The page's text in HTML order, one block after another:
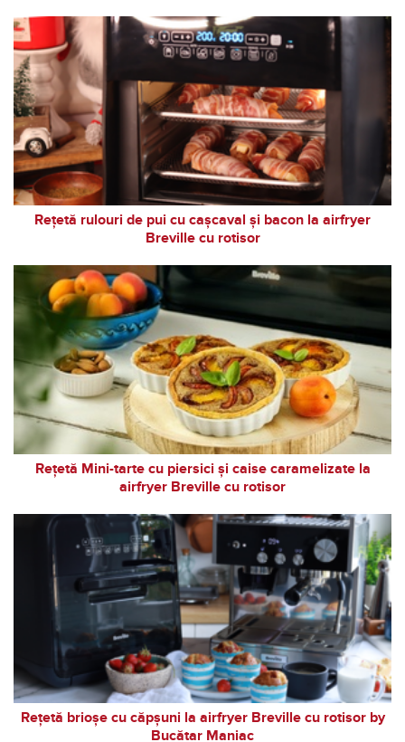
Rețetă rulouri de pui cu cașcaval și bacon la airfryer
Breville cu rotisor
Rețetă Mini-tarte cu piersici și caise caramelizate la
airfryer Breville cu rotisor
Rețetă brioșe cu căpșuni la airfryer Breville cu rotisor by
Bucătar Maniac